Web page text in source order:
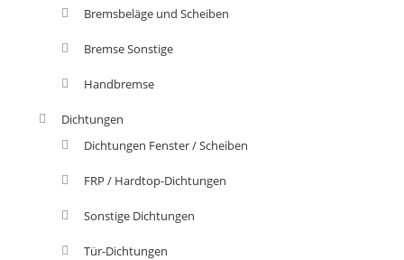
Bremsbeläge und Scheiben
Bremse Sonstige
Handbremse
Dichtungen
Dichtungen Fenster / Scheiben
FRP / Hardtop-Dichtungen
Sonstige Dichtungen
Tür-Dichtungen